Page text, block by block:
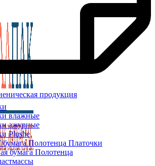
продукция
влажные
ажурные
Plushe
бумага Полотенца Платочки
бумага Полотенца